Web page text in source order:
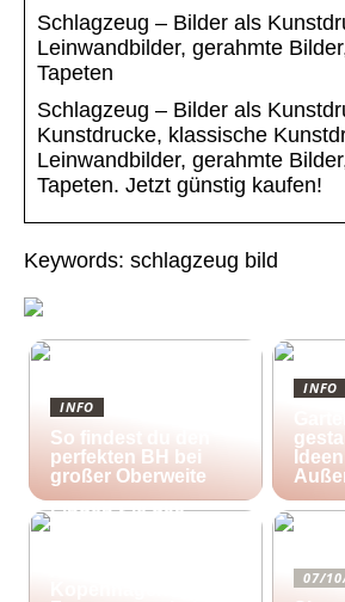
Schlagzeug – Bilder als
Leinwandbilder, gerahmte
Tapeten
Schlagzeug – Bilder als
Kunstdrucke, klassische
Leinwandbilder, gerahmte
Tapeten. Jetzt günstig kaufen!
Keywords: schlagzeug bild
INFO
So findest du den
perfekten BH bei
großer Oberweite
INFO
25/10/2022
Finden Sie das
07/